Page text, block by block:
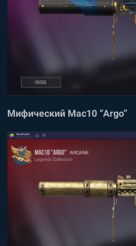
Мифический Mac10 “Argo”